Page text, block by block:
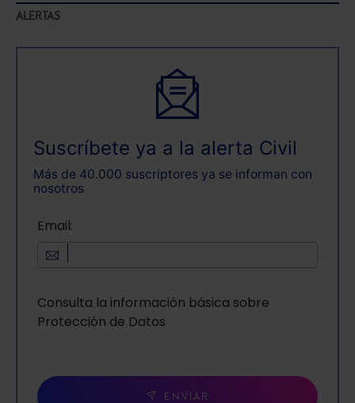
ALERTAS
Suscríbete ya a la alerta Civil
Más de 40.000 suscriptores ya se informan con
nosotros
Email:
Consulta la información básica sobre
Protección de Datos
ENVIAR